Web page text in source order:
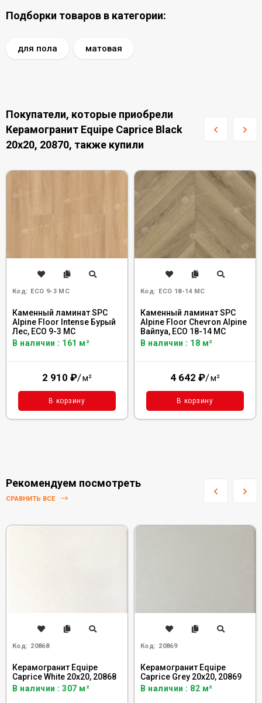
Подборки товаров в категории:
для пола матовая
Покупатели, которые приобрели
Керамогранит Equipe Caprice Black
20x20, 20870, также купили
Код: ECO 9-3 MC
Каменный ламинат SPC
Alpine Floor Intense Бурый
Лес, ECO 9-3 MC
В наличии : 161 м²
2 910 ₽/м²
В корзину
Код: ECO 18-14 MC
Каменный ламинат SPC
Alpine Floor Chevron Alpine
Вайпуа, ECO 18-14 MC
В наличии : 18 м²
4 642 ₽/м²
В корзину
Рекомендуем посмотреть
СРАВНИТЬ ВСЕ
Код: 20868
Керамогранит Equipe
Caprice White 20x20, 20868
В наличии : 307 м²
Код: 20869
Керамогранит Equipe
Caprice Grey 20x20, 20869
В наличии : 82 м²